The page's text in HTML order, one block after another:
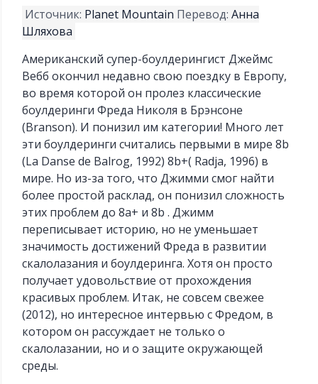
Источник: Planet Mountain Перевод:Анна
Шляхова
Американский супер-боулдерингист Джеймс
Вебб окончил недавно свою поездку в Европу,
во время которой он пролез классические
боулдеринги Фреда Николя в Брэнсоне
(Branson). И понизил им категории! Много лет
эти боулдеринги считались первыми в мире 8b
(La Danse de Balrog, 1992) 8b+( Radja, 1996) в
мире. Но из-за того, что Джимми смог найти
более простой расклад, он понизил сложность
этих проблем до 8а+ и 8b . Джимм
переписывает историю, но не уменьшает
значимость достижений Фреда в развитии
скалолазания и боулдеринга. Хотя он просто
получает удовольствие от прохождения
красивых проблем. Итак, не совсем свежее
(2012), но интересное интервью с Фредом, в
котором он рассуждает не только о
скалолазании, но и о защите окружающей
среды.